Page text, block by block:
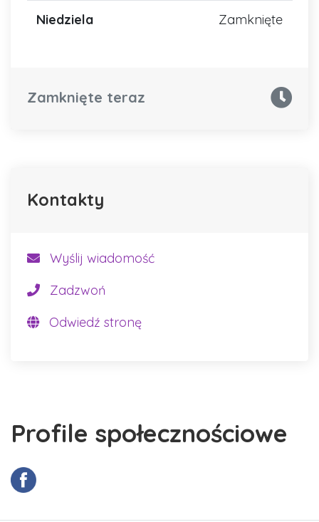
Profile społecznościowe
Niedziela Zamknięte
Zamknięte teraz
Kontakty
Wyślij wiadomość
Zadzwoń
Odwiedź stronę